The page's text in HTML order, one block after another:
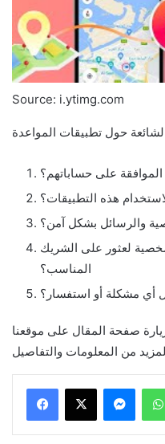
Source: i.ytimg.com
على حساباتهم؟
هذه التطبيقات؟
والرسائل بشكل آمن؟
لعثور على الشريك
المناسب؟
أي مشكلة أو استفسار؟
صفحة المقال على موقعنا